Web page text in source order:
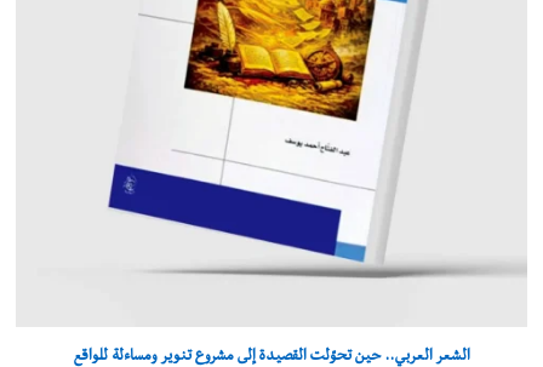
الشعر العربي.. حين تحوّلت القصيدة إلى مشروع تنوير ومساءلة للواقع